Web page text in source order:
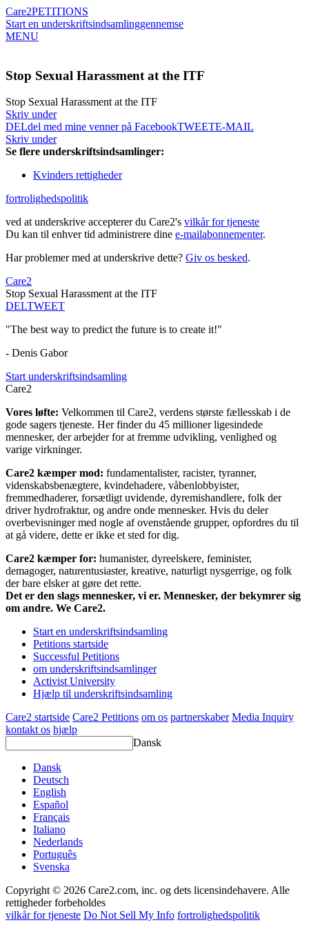
Care2PETITIONS
Start en underskriftsindsamlinggennemse
MENU
Stop Sexual Harassment at the ITF
Stop Sexual Harassment at the ITF
Skriv under
DELdel med mine venner på FacebookTWEETE-MAIL
Skriv under
Se flere underskriftsindsamlinger:
Kvinders rettigheder
fortrolighedspolitik
ved at underskrive accepterer du Care2's vilkår for tjeneste
Du kan til enhver tid administrere dine e-mailabonnementer.
Har problemer med at underskrive dette? Giv os besked.
Care2
Stop Sexual Harassment at the ITF
DELTWEET
"The best way to predict the future is to create it!"
- Denis Gabor
Start underskriftsindsamling
Care2
Vores løfte: Velkommen til Care2, verdens største fællesskab i de
gode sagers tjeneste. Her finder du 45 millioner ligesindede
mennesker, der arbejder for at fremme udvikling, venlighed og
varige virkninger.
Care2 kæmper mod: fundamentalister, racister, tyranner,
videnskabsbenægtere, kvindehadere, våbenlobbyister,
fremmedhaderer, forsætligt uvidende, dyremishandlere, folk der
driver hydrofraktur, og andre onde mennesker. Hvis du deler
overbevisninger med nogle af ovenstående grupper, opfordres du til
at gå videre, dette er ikke et sted for dig.
Care2 kæmper for: humanister, dyreelskere, feminister,
demagoger, naturentusiaster, kreative, naturligt nysgerrige, og folk
der bare elsker at gøre det rette.
Det er den slags mennesker, vi er. Mennesker, der bekymrer sig
om andre. We Care2.
Start en underskriftsindsamling
Petitions startside
Successful Petitions
om underskriftsindsamlinger
Activist University
Hjælp til underskriftsindsamling
Care2 startside Care2 Petitions om os partnerskaber Media Inquiry
kontakt os hjælp
Dansk
Dansk
Deutsch
English
Español
Français
Italiano
Nederlands
Português
Svenska
Copyright © 2026 Care2.com, inc. og dets licensindehavere. Alle
rettigheder forbeholdes
vilkår for tjeneste Do Not Sell My Info fortrolighedspolitik